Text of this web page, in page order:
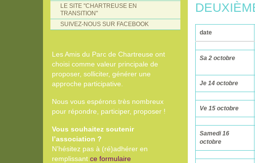
date
Sa 2 octobre
Je 14 octobre
Ve 15 octobre
Samedi 16
octobre
LE SITE "CHARTREUSE EN
TRANSITION"
SUIVEZ-NOUS SUR FACEBOOK
Les Amis du Parc de Chartreuse ont
choisi comme valeur principale de
proposer, solliciter, générer une
approche participative.
Nous vous espérons très nombreux
pour répondre, participer, proposer !
Vous souhaitez soutenir
l’association ?
N’hésitez pas à (ré)adhérer en
remplissant ce formulaire